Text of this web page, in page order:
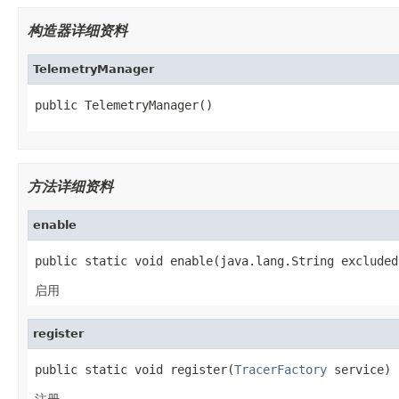
构造器详细资料
TelemetryManager
public TelemetryManager()
方法详细资料
enable
public static void enable(java.lang.String
启用
register
public static void register(TracerFactory service)